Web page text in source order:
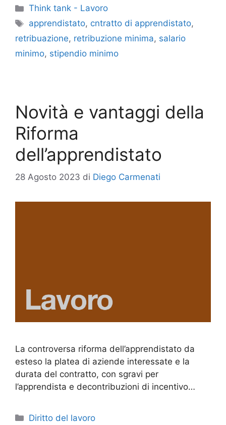
Categorie
Think tank - Lavoro
Tag
apprendistato, cntratto di apprendistato,
retribuazione, retribuzione minima, salario
minimo, stipendio minimo
Novità e vantaggi della
Riforma
dell’apprendistato
28 Agosto 2023 di Diego Carmenati
La controversa riforma dell’apprendistato da
esteso la platea di aziende interessate e la
durata del contratto, con sgravi per
l’apprendista e decontribuzioni di incentivo…
Categorie
Diritto del lavoro